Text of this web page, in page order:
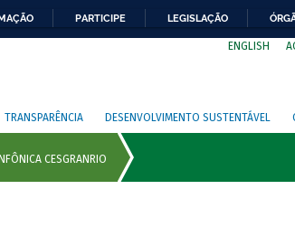
PARTICIPE LEGISLAÇÃO
ENGLISH
TRANSPARÊNCIA DESENVOLVIMENTO SUSTENTÁVEL